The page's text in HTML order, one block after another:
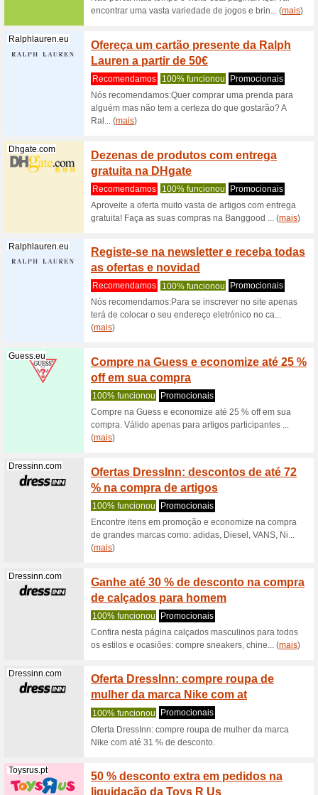
100%
Ganhe
(mais
Pepejeans.com
Pepe
Pepe
Friday
Science4you.pt
mais
100%
com
Science4you.pt